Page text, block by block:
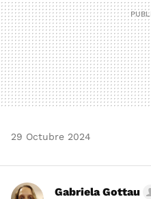
29 Octubre 2024
Gabriela Gottau